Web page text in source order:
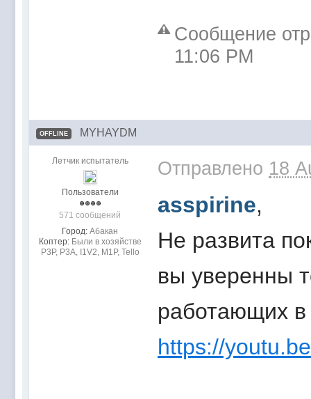
Сообщение
11:06 PM
OFFLINE MYHAYDM
Летчик испытатель
Пользователи
571 сообщений
Город: Абакан
Коптер: Были в хозяйстве
Р3Р, Р3А, I1V2, M1P, Tello
Отправлено 18
asspirine,
Не развита
вы уверенны
работающих в
https://